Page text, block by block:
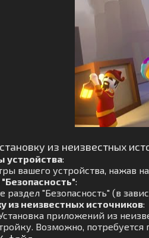
из неизвестных
устройства:
вашего устройства, нажав
:
раздел "Безопасность" (в
из неизвестных источников:
приложений из
Возможно,